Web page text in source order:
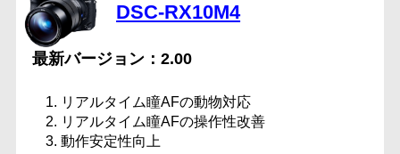
DSC-RX10M4
2.00
リアルタイム瞳AFの動物対応
リアルタイム瞳AFの操作性改善
動作安定性向上